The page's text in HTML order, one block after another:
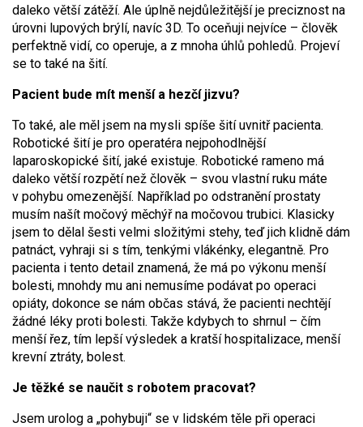
daleko větší zátěží. Ale úplně nejdůležitější je preciznost na
úrovni lupových brýlí, navíc 3D. To oceňuji nejvíce – člověk
perfektně vidí, co operuje, a z mnoha úhlů pohledů. Projeví
se to také na šití.
Pacient bude mít menší a hezčí jizvu?
To také, ale měl jsem na mysli spíše šití uvnitř pacienta.
Robotické šití je pro operatéra nejpohodlnější
laparoskopické šití, jaké existuje. Robotické rameno má
daleko větší rozpětí než člověk – svou vlastní ruku máte
v pohybu omezenější. Například po odstranění prostaty
musím našít močový měchýř na močovou trubici. Klasicky
jsem to dělal šesti velmi složitými stehy, teď jich klidně dám
patnáct, vyhraji si s tím, tenkými vlákénky, elegantně. Pro
pacienta i tento detail znamená, že má po výkonu menší
bolesti, mnohdy mu ani nemusíme podávat po operaci
opiáty, dokonce se nám občas stává, že pacienti nechtějí
žádné léky proti bolesti. Takže kdybych to shrnul – čím
menší řez, tím lepší výsledek a kratší hospitalizace, menší
krevní ztráty, bolest.
Je těžké se naučit s robotem pracovat?
Jsem urolog a „pohybuji“ se v lidském těle při operaci